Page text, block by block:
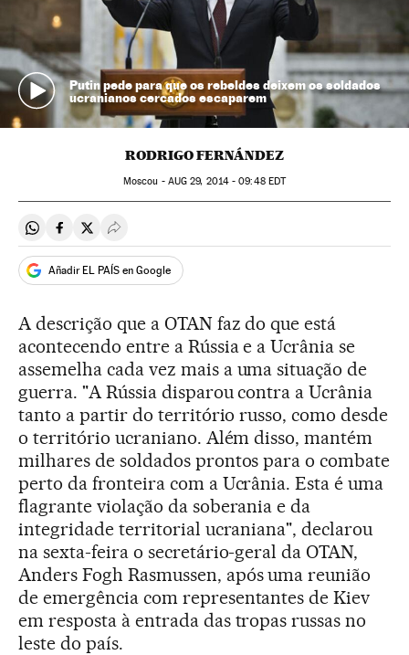
Putin pede para que os rebeldes deixem os soldados
ucranianos cercados escaparem
RODRIGO FERNÁNDEZ
Moscou - AUG 29, 2014 - 09:48EDT
Compartir en Whatsapp
Compartir en Facebook
Compartir en Twitter
Desplegar Redes Sociales
Añadir EL PAÍS en Google
A descrição que a OTAN faz do que está
acontecendo entre a Rússia e a Ucrânia se
assemelha cada vez mais a uma situação de
guerra. "A Rússia disparou contra a Ucrânia
tanto a partir do território russo, como desde
o território ucraniano. Além disso, mantém
milhares de soldados prontos para o combate
perto da fronteira com a Ucrânia. Esta é uma
flagrante violação da soberania e da
integridade territorial ucraniana", declarou
na sexta-feira o secretário-geral da OTAN,
Anders Fogh Rasmussen, após uma reunião
de emergência com representantes de Kiev
em resposta à entrada das tropas russas no
leste do país.